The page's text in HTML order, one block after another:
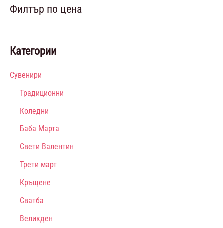
Филтър по цена
Категории
Сувенири
Традиционни
Коледни
Баба Марта
Свети Валентин
Трети март
Кръщене
Сватба
Великден